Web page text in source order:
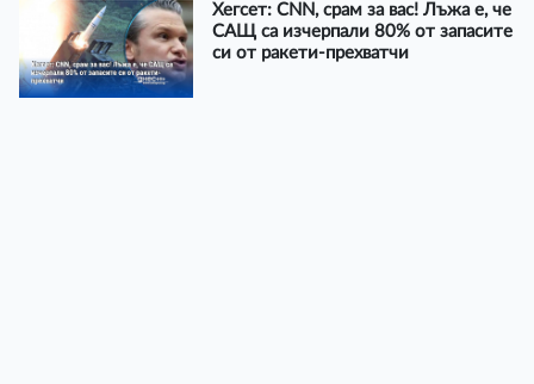
Хегсет: CNN, срам за вас! Лъжа е, че
САЩ са изчерпали 80% от запасите
си от ракети-прехватчи